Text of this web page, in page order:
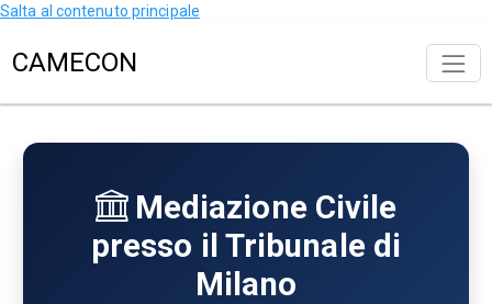
Salta al contenuto principale
CAMECON
Mediazione Civile
presso il Tribunale di
Milano